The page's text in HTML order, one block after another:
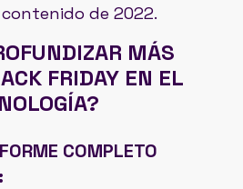
de 2022.
MÁS
FRIDAY EN EL
COMPLETO